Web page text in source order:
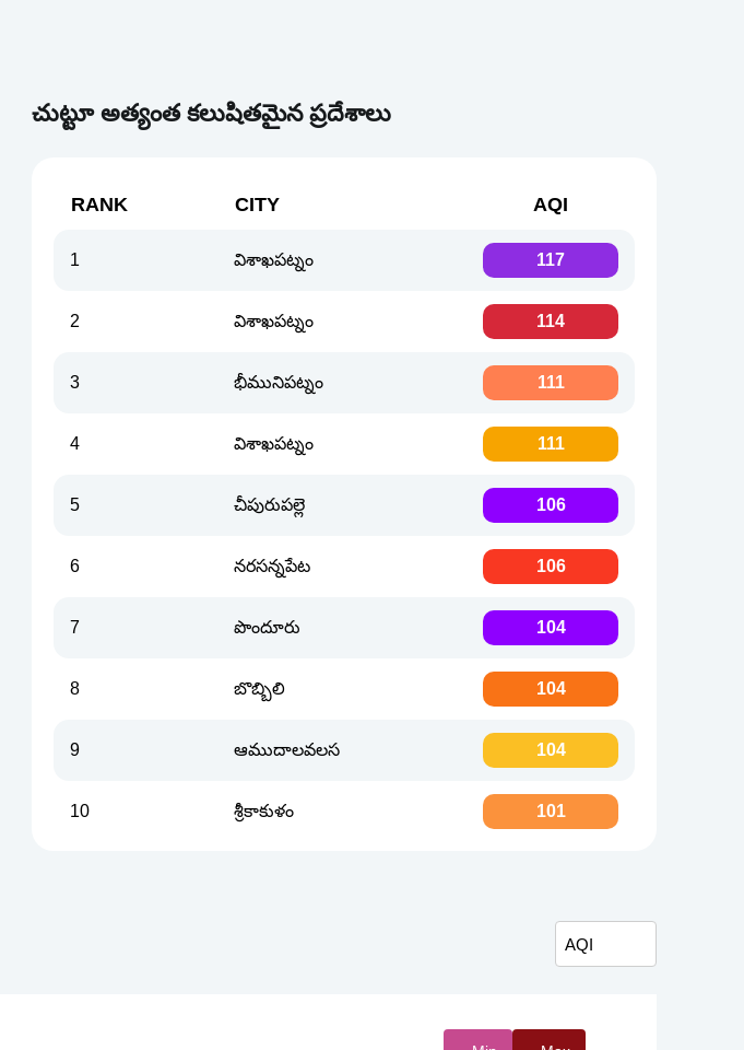
చుట్టూ అత్యంత కలుషితమైన ప్రదేశాలు
RANK CITY AQI
1 విశాఖపట్నం 117
2 విశాఖపట్నం 114
3 భీమునిపట్నం 111
4 విశాఖపట్నం 111
5 చీపురుపల్లె 106
6 నరసన్నపేట 106
7 పొందూరు 104
8 బొబ్బిలి 104
9 ఆముదాలవలస 104
10 శ్రీకాకుళం 101